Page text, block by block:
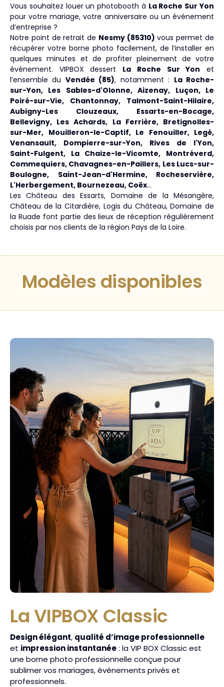
Vous souhaitez louer un photobooth à La Roche Sur Yon
pour votre mariage, votre anniversaire ou un événement
d’entreprise ?
Notre point de retrait de Nesmy (85310) vous permet de
récupérer votre borne photo facilement, de l’installer en
quelques minutes et de profiter pleinement de votre
événement. VIPBOX dessert La Roche Sur Yon et
l’ensemble du Vendée (85), notamment : La Roche-
sur-Yon, Les Sables-d'Olonne, Aizenay, Luçon, Le
Poiré-sur-Vie, Chantonnay, Talmont-Saint-Hilaire,
Aubigny-Les Clouzeaux, Essarts-en-Bocage,
Bellevigny, Les Achards, La Ferrière, Bretignolles-
sur-Mer, Mouilleron-le-Captif, Le Fenouiller, Legé,
Venansault, Dompierre-sur-Yon, Rives de l'Yon,
Saint-Fulgent, La Chaize-le-Vicomte, Montréverd,
Commequiers, Chavagnes-en-Paillers, Les Lucs-sur-
Boulogne, Saint-Jean-d'Hermine, Rocheservière,
L'Herbergement, Bournezeau, Coëx…
Les Château des Essarts, Domaine de la Mésangère,
Château de la Citardière, Logis du Château, Domaine de
la Ruade font partie des lieux de réception régulièrement
choisis par nos clients de la région Pays de la Loire.
Modèles disponibles
La VIPBOX Classic
Design élégant, qualité d’image professionnelle
et impression instantanée: la VIP BOX Classic est
une borne photo professionnelle conçue pour
sublimer vos mariages, événements privés et
professionnels.